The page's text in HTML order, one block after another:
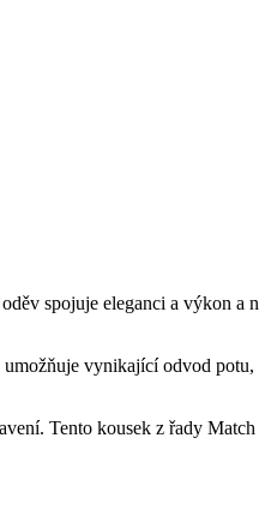
spojuje eleganci a výkon
vynikající odvod potu,
Tento kousek z řady